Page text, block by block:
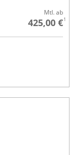
Mtl. ab
425,00 €1